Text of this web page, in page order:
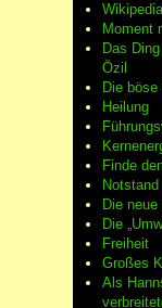
Wikipedia
Moment
Das
Özil
Die böse
Heilung
Finde
Notstand
Die
Die
Freiheit
Großes
Als